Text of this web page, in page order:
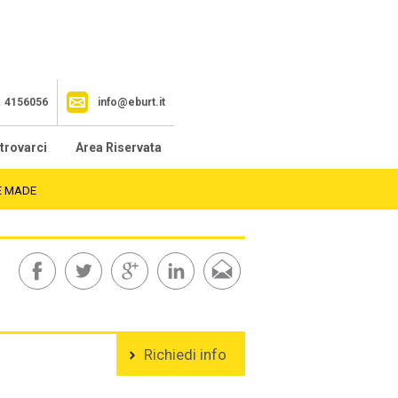
4156056 info@eburt.it
trovarci Area Riservata
MADE
Richiedi info